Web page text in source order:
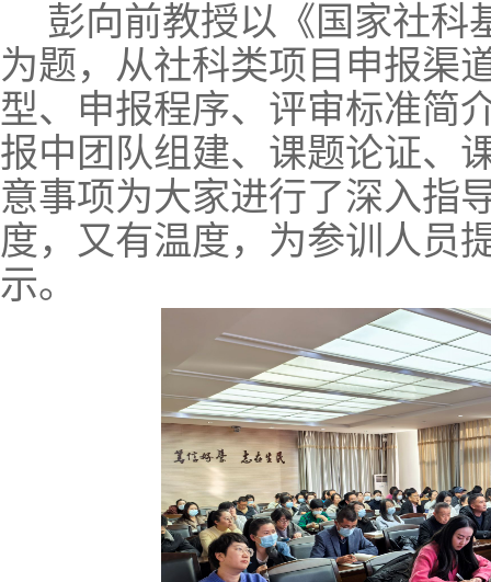
彭向前教授以《国家社科
为题，从社科类项目申报渠
型、申报程序、评审标准简
报中团队组建、课题论证、
意事项为大家进行了深入指
度，又有温度，为参训人员
示。